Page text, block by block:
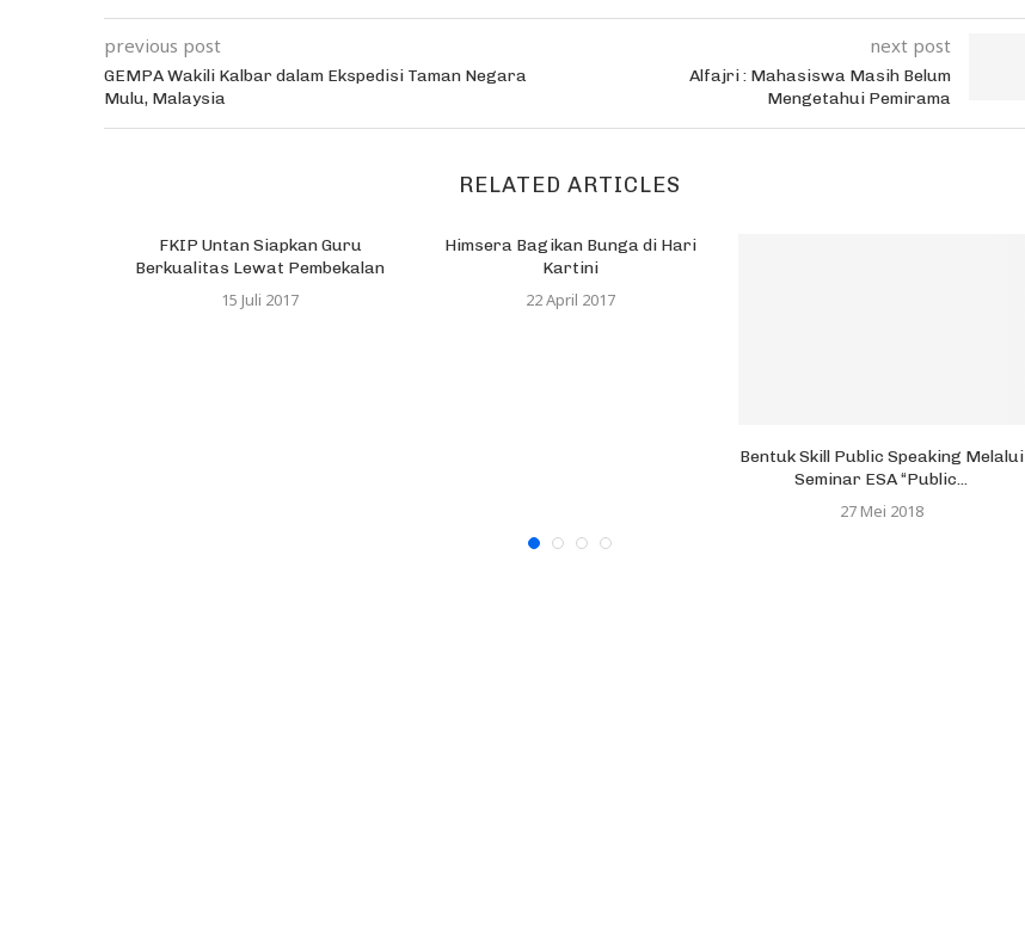
previous post
GEMPA Wakili Kalbar dalam Ekspedisi Taman Negara
Mulu, Malaysia
next post
Alfajri : Mahasiswa Masih Belum
Mengetahui Pemirama
RELATED ARTICLES
FKIP Untan Siapkan Guru
Berkualitas Lewat Pembekalan
15 Juli 2017
Himsera Bagikan Bunga di Hari
Kartini
22 April 2017
Bentuk Skill Public Speaking Melalui
Seminar ESA “Public...
27 Mei 2018